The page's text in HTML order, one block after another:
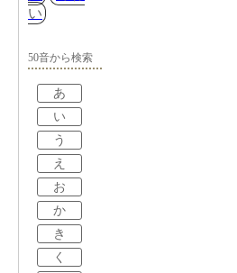
い
50音から検索
あ
い
う
え
お
か
き
く